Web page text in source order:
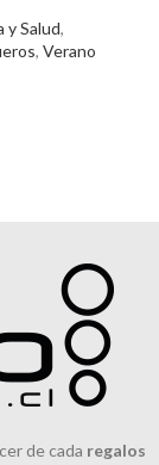
y Salud,
, Verano
de cada regalos